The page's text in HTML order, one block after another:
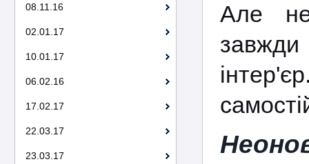
08.11.16
02.01.17
10.01.17
06.02.16
17.02.17
22.03.17
23.03.17
Але
завжди